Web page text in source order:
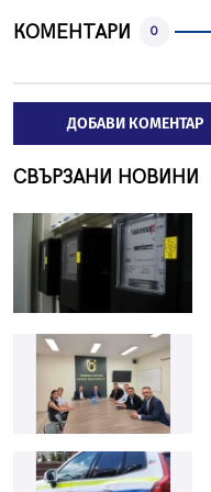
КОМЕНТАРИ 0
ДОБАВИ КОМЕНТАР
СВЪРЗАНИ НОВИНИ